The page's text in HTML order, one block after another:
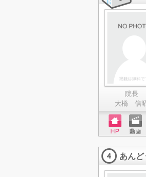
院長
大橋 信
ホーム
ページ
動画
4 あんど